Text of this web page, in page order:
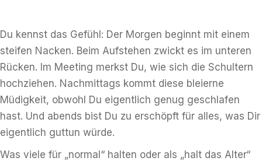
Du kennst das Gefühl: Der Morgen beginnt mit einem
steifen Nacken. Beim Aufstehen zwickt es im unteren
Rücken. Im Meeting merkst Du, wie sich die Schultern
hochziehen. Nachmittags kommt diese bleierne
Müdigkeit, obwohl Du eigentlich genug geschlafen
hast. Und abends bist Du zu erschöpft für alles, was Dir
eigentlich guttun würde.
Was viele für „normal“ halten oder als „halt das Alter“